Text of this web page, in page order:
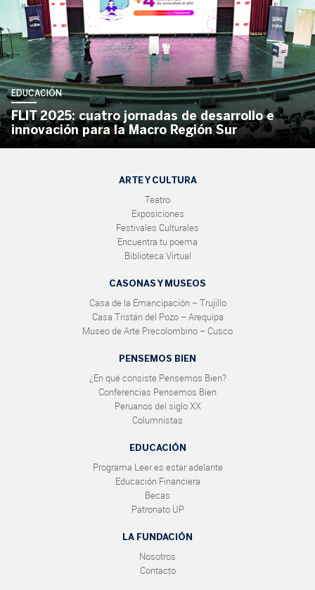
EDUCACIÓN
FLIT 2025: cuatro jornadas de desarrollo e
innovación para la Macro Región Sur
ARTE Y CULTURA
Teatro
Exposiciones
Festivales Culturales
Encuentra tu poema
Biblioteca Virtual
CASONAS Y MUSEOS
Casa de la Emancipación – Trujillo
Casa Tristán del Pozo – Arequipa
Museo de Arte Precolombino – Cusco
PENSEMOS BIEN
¿En qué consiste Pensemos Bien?
Conferencias Pensemos Bien
Peruanos del siglo XX
Columnistas
EDUCACIÓN
Programa Leer es estar adelante
Educación Financiera
Becas
Patronato UP
LA FUNDACIÓN
Nosotros
Contacto